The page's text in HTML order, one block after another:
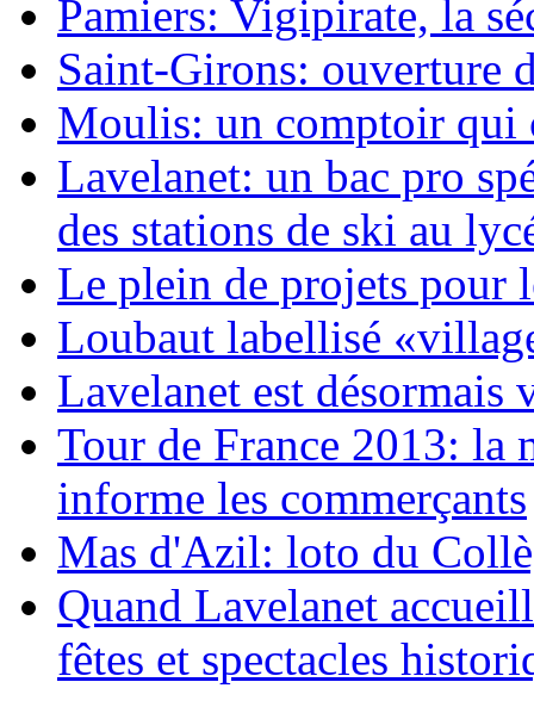
Pamiers: Vigipirate, la
Saint-Girons: ouverture
Moulis: un comptoir qui
Lavelanet: un bac pro
des stations de ski au
Le plein de projets pour
Loubaut labellisé
Lavelanet est désormais
Tour de France 2013: la
informe les commerçants
Mas d'Azil: loto du
Quand Lavelanet
fêtes et spectacles